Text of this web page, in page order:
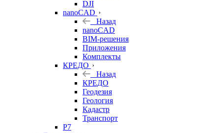
DJI
nanoCAD
Назад
nanoCAD
BIM-решения
Приложения
Комплекты
КРЕДО
Назад
КРЕДО
Геодезия
Геология
Кадастр
Транспорт
Р7